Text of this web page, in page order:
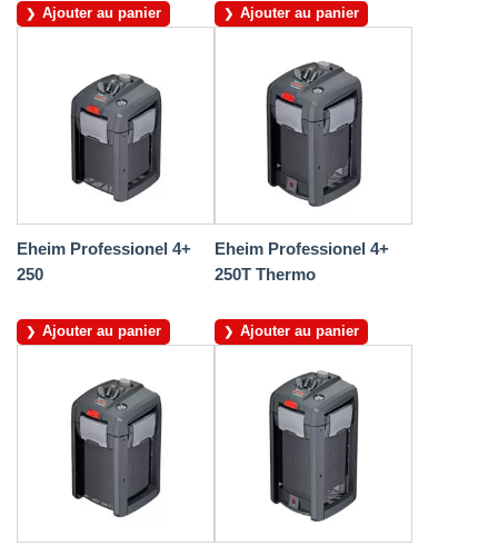
Ajouter au panier Ajouter au panier
Eheim Professionel 4+
250
Ajouter au panier
Eheim Professionel 4+
250T Thermo
Ajouter au panier